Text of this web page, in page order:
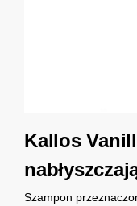
Kallos
Szampon